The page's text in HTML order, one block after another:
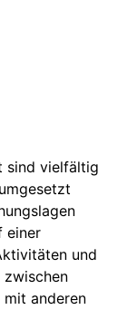
sind vielfältig
einer
und
zwischen
mit anderen